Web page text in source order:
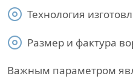
Технология
Размер и фактура
Важным параметром